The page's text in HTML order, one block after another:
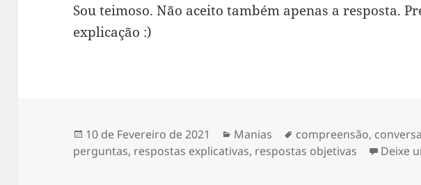
Sou teimoso. Não aceito também apenas a resposta.
explicação :)
Publicado
a
10 de Fevereiro de 2021 Categorias
Manias Etiquetas
compreensão, conversa
perguntas, respostas explicativas, respostas objetivas Deixe